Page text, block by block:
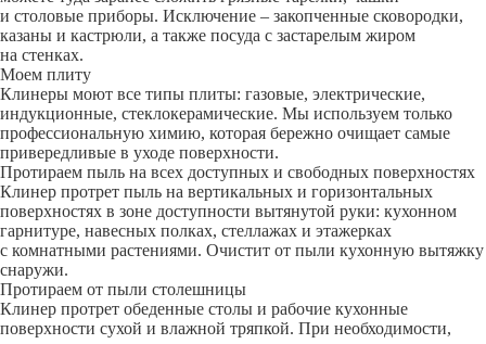
и столовые приборы. Исключение – закопченные сковородки,
казаны и кастрюли, а также посуда с застарелым жиром
на стенках.
Моем плиту
Клинеры моют все типы плиты: газовые, электрические,
индукционные, стеклокерамические. Мы используем только
профессиональную химию, которая бережно очищает самые
привередливые в уходе поверхности.
Протираем пыль на всех доступных и свободных поверхностях
Клинер протрет пыль на вертикальных и горизонтальных
поверхностях в зоне доступности вытянутой руки: кухонном
гарнитуре, навесных полках, стеллажах и этажерках
с комнатными растениями. Очистит от пыли кухонную вытяжку
снаружи.
Протираем от пыли столешницы
Клинер протрет обеденные столы и рабочие кухонные
поверхности сухой и влажной тряпкой. При необходимости,